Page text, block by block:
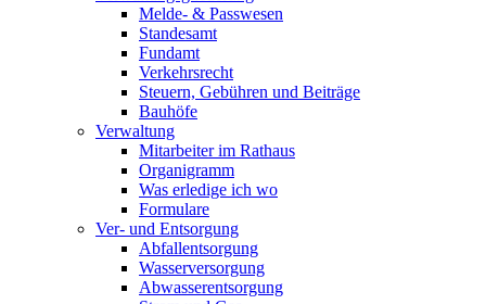
Melde- & Passwesen
Standesamt
Fundamt
Verkehrsrecht
Steuern, Gebühren und Beiträge
Bauhöfe
Verwaltung
Mitarbeiter im Rathaus
Organigramm
Was erledige ich wo
Formulare
Ver- und Entsorgung
Abfallentsorgung
Wasserversorgung
Abwasserentsorgung